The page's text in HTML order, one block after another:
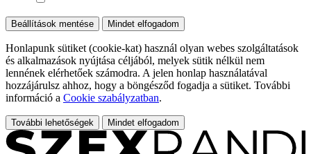
Beállítások mentése Mindet elfogadom
Honlapunk sütiket (cookie-kat) használ olyan webes szolgáltatások
és alkalmazások nyújtása céljából, melyek sütik nélkül nem
lennének elérhetőek számodra. A jelen honlap használatával
hozzájárulsz ahhoz, hogy a böngésződ fogadja a sütiket. További
információ a Cookie szabályzatban.
További lehetőségek Mindet elfogadom